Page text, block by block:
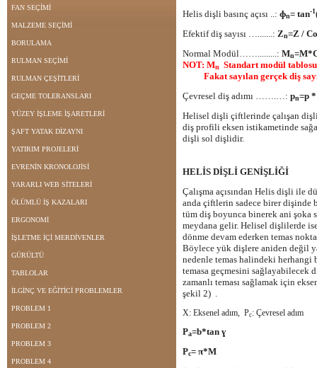
FAN SEÇİMİ
MALZEME SEÇİMİ
BORULAMA
RULMAN SEÇİMİ
RULMAN ÇEŞİTLERİ
GEÇME TOLERANSLARI
YÜZEY İŞLEME İŞARETLERİ
ŞAFT YATAK DİZAYNI
YATIRIM PROJELERİ
EVRENİN KRONOLOJİSİ
YARARLI WEB SİTELERİ
ÖLÜMLÜ İŞ KAZALARI
ERGONOMİ
İŞLETME İÇİ MERDİVENLER
GÜRÜLTÜ
TABLOLAR
İLGİNÇ VE EĞİTİCİ PROBLEMLER
PROBLEM 1
PROBLEM 2
PROBLEM 3
PROBLEM 4
Helis dişli basınç açısı ..: ɸn= tan-1
Efektif diş sayısı ….......: Zn=Z /
Normal Modül…….........: Mn
NOT: Mn Standart modül
Fakat sayılan gerçek diş
Çevresel diş adımı …….…: pn=p
Helisel dişli çiftlerinde çalışan
diş profili eksen istikametinde
dişli sol dişlidir.
HELİS DİŞLİ GENİŞLİĞİ
Çalışma açısından Helis dişli ile
anda çiftlerin sadece birer dişinde
tüm diş boyunca binerek ani şoka
meydana gelir. Helisel dişlilerde
dönme devam ederken temas
Böylece yük dişlere aniden değil
nedenle temas halindeki
temasa geçmesini sağlayabilecek
zamanlı teması sağlamak için
şekil 2) .
X: Eksenel adım, Pc: Çevresel adım
Pa=b*tan ɣ
Pc= π*M